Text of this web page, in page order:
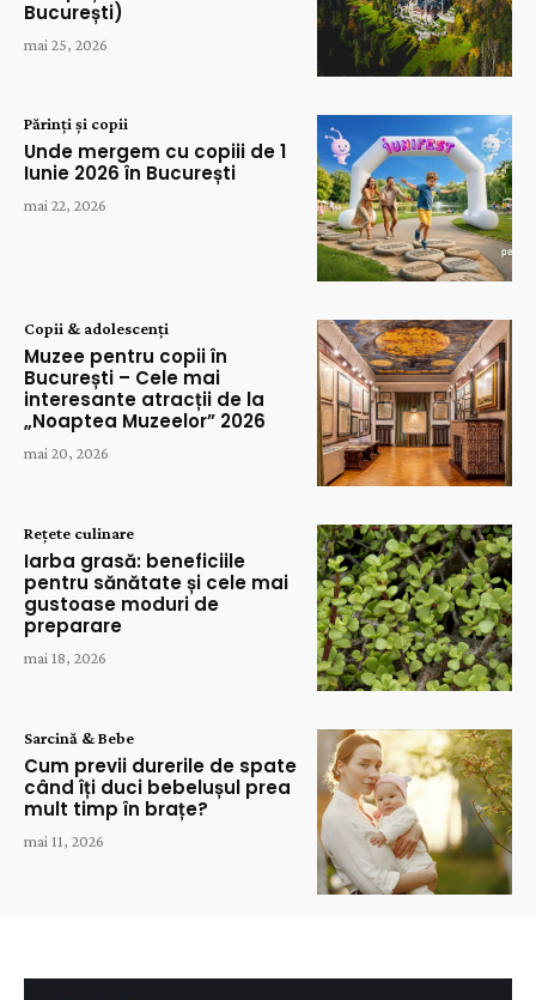
București)
mai 25, 2026
Părinți și copii
Unde mergem cu copiii de 1
Iunie 2026 în București
mai 22, 2026
Copii & adolescenți
Muzee pentru copii în
București – Cele mai
interesante atracții de la
„Noaptea Muzeelor” 2026
mai 20, 2026
Rețete culinare
Iarba grasă: beneficiile
pentru sănătate și cele mai
gustoase moduri de
preparare
mai 18, 2026
Sarcină & Bebe
Cum previi durerile de spate
când îți duci bebelușul prea
mult timp în brațe?
mai 11, 2026